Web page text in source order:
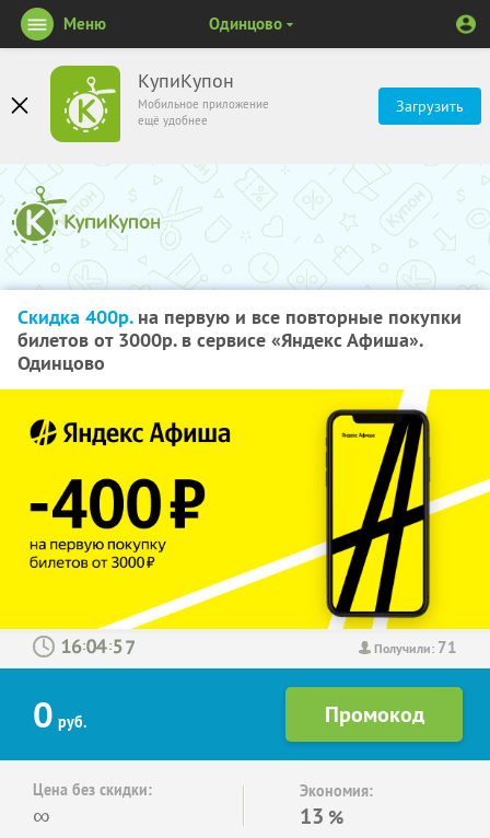
КупиКупон
Мобильное приложение
ещё удобнее
Загрузить
Меню Одинцово
Скидка 400р.на первую и все повторные покупки
билетов от 3000р. в сервисе «Яндекс Афиша».
Одинцово
Получили: 71
: :
0 руб.
Цена без скидки:
∞
Экономия:
13 %